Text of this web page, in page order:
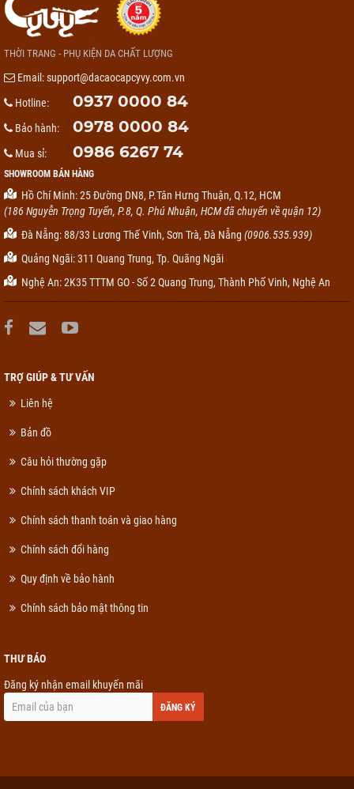
THỜI TRANG - PHỤ KIỆN DA CHẤT LƯỢNG
Email:support@dacaocapcyvy.com.vn
Hotline:
0937 0000 84
Bảo hành: 0978 0000 84
Mua sỉ: 0986 6267 74
SHOWROOM BÁN HÀNG
Hồ Chí Minh: 25 Đường DN8, P.Tân Hưng Thuận, Q.12, HCM
(186 Nguyễn Trọng Tuyển, P.8, Q. Phú Nhuận, HCM đã chuyển về quận 12)
Đà Nẵng: 88/33 Lương Thế Vinh, Sơn Trà, Đà Nẵng (0906.535.939)
Quảng Ngãi: 311 Quang Trung, Tp. Quãng Ngãi
Nghệ An: 2K35 TTTM GO - Số 2 Quang Trung, Thành Phố Vinh, Nghệ An
TRỢ GIÚP & TƯ VẤN
Liên hệ
Bản đồ
Câu hỏi thường gặp
Chính sách khách VIP
Chính sách thanh toán và giao hàng
Chính sách đổi hàng
Quy định về bảo hành
Chính sách bảo mật thông tin
THƯ BÁO
Đăng ký nhận email khuyến mãi
ĐĂNG KÝ